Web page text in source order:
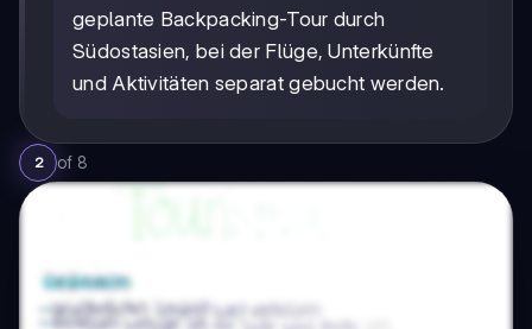
geplante Backpacking-Tour durch
Südostasien, bei der Flüge, Unterkünfte
und Aktivitäten separat gebucht werden.
2 of 8